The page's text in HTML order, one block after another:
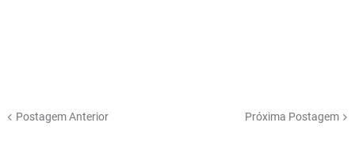
Postagem Anterior Próxima Postagem